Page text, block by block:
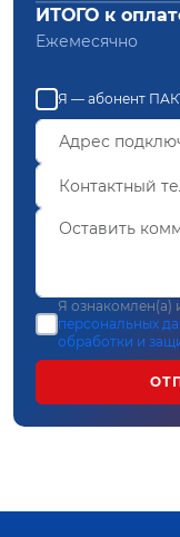
ИТОГО к
Ежемесячно
Я — абонент
Я ознакомлен(а)
персональных
обработки и